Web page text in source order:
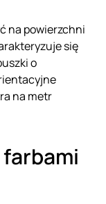
na powierzchni
się
o
na metr